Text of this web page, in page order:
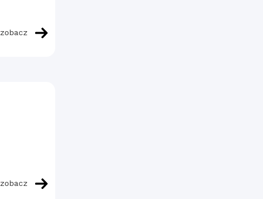
zobacz
zobacz